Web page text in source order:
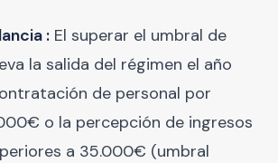
: El superar el umbral de
la salida del régimen el año
de personal por
o la percepción de ingresos
a 35.000€ (umbral